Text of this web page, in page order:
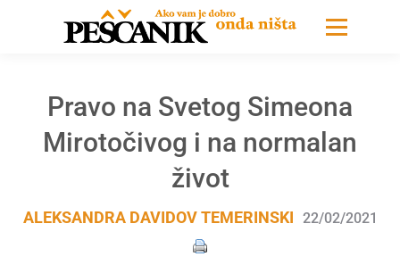
Pravo na Svetog Simeona
Mirotočivog i na normalan
život
ALEKSANDRA DAVIDOV TEMERINSKI 22/02/2021